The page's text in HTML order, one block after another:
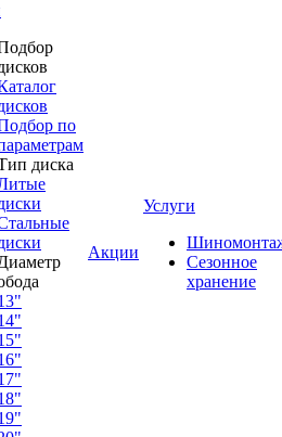
по
диска
Акции
Услуги
Сезонное
хранение